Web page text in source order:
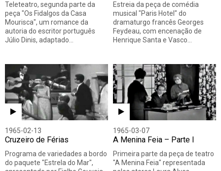
Teleteatro, segunda parte da
peça "Os Fidalgos da Casa
Mourisca", um romance da
autoria do escritor português
Júlio Dinis, adaptado…
Estreia da peça de comédia
musical "Paris Hotel" do
dramaturgo francês Georges
Feydeau, com encenação de
Henrique Santa e Vasco…
1965-02-13
Cruzeiro de Férias
Programa de variedades a bordo
do paquete "Estrela do Mar",
1965-03-07
A Menina Feia – Parte I
Primeira parte da peça de teatro
"A Menina Feia" representada